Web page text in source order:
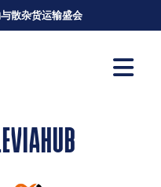
散杂货运输盛会